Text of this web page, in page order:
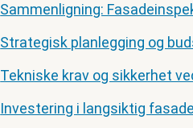
Sammenligning:
Strategisk planlegging og
Tekniske krav og sikkerhet
Investering i langsiktig